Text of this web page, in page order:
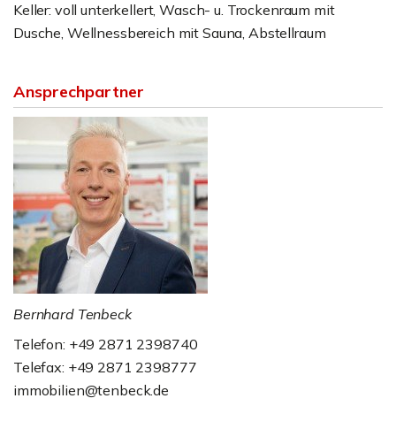
Keller: voll unterkellert, Wasch- u. Trockenraum mit
Dusche, Wellnessbereich mit Sauna, Abstellraum
Ansprechpartner
Bernhard Tenbeck
Telefon: +49 2871 2398740
Telefax: +49 2871 2398777
immobilien@tenbeck.de